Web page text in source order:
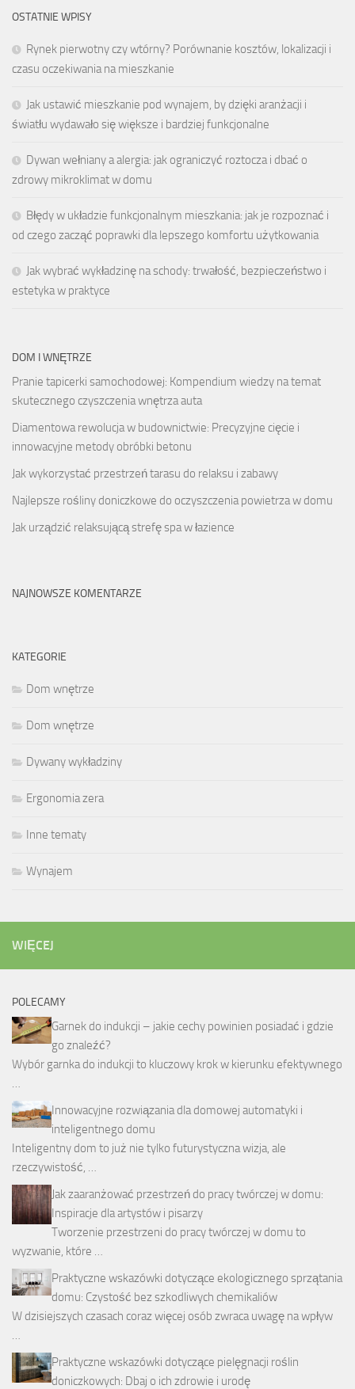
OSTATNIE WPISY
Rynek pierwotny czy wtórny? Porównanie kosztów, lokalizacji i
czasu oczekiwania na mieszkanie
Jak ustawić mieszkanie pod wynajem, by dzięki aranżacji i
światłu wydawało się większe i bardziej funkcjonalne
Dywan wełniany a alergia: jak ograniczyć roztocza i dbać o
zdrowy mikroklimat w domu
Błędy w układzie funkcjonalnym mieszkania: jak je rozpoznać i
od czego zacząć poprawki dla lepszego komfortu użytkowania
Jak wybrać wykładzinę na schody: trwałość, bezpieczeństwo i
estetyka w praktyce
DOM I WNĘTRZE
Pranie tapicerki samochodowej: Kompendium wiedzy na temat
skutecznego czyszczenia wnętrza auta
Diamentowa rewolucja w budownictwie: Precyzyjne cięcie i
innowacyjne metody obróbki betonu
Jak wykorzystać przestrzeń tarasu do relaksu i zabawy
Najlepsze rośliny doniczkowe do oczyszczenia powietrza w domu
Jak urządzić relaksującą strefę spa w łazience
NAJNOWSZE KOMENTARZE
KATEGORIE
Dom wnętrze
Dom wnętrze
Dywany wykładziny
Ergonomia zera
Inne tematy
Wynajem
WIĘCEJ
POLECAMY
Garnek do indukcji – jakie cechy powinien posiadać i gdzie
go znaleźć?
Wybór garnka do indukcji to kluczowy krok w kierunku efektywnego
…
Innowacyjne rozwiązania dla domowej automatyki i
inteligentnego domu
Inteligentny dom to już nie tylko futurystyczna wizja, ale
rzeczywistość, …
Jak zaaranżować przestrzeń do pracy twórczej w domu:
Inspiracje dla artystów i pisarzy
Tworzenie przestrzeni do pracy twórczej w domu to
wyzwanie, które …
Praktyczne wskazówki dotyczące ekologicznego sprzątania
domu: Czystość bez szkodliwych chemikaliów
W dzisiejszych czasach coraz więcej osób zwraca uwagę na wpływ
…
Praktyczne wskazówki dotyczące pielęgnacji roślin
doniczkowych: Dbaj o ich zdrowie i urodę